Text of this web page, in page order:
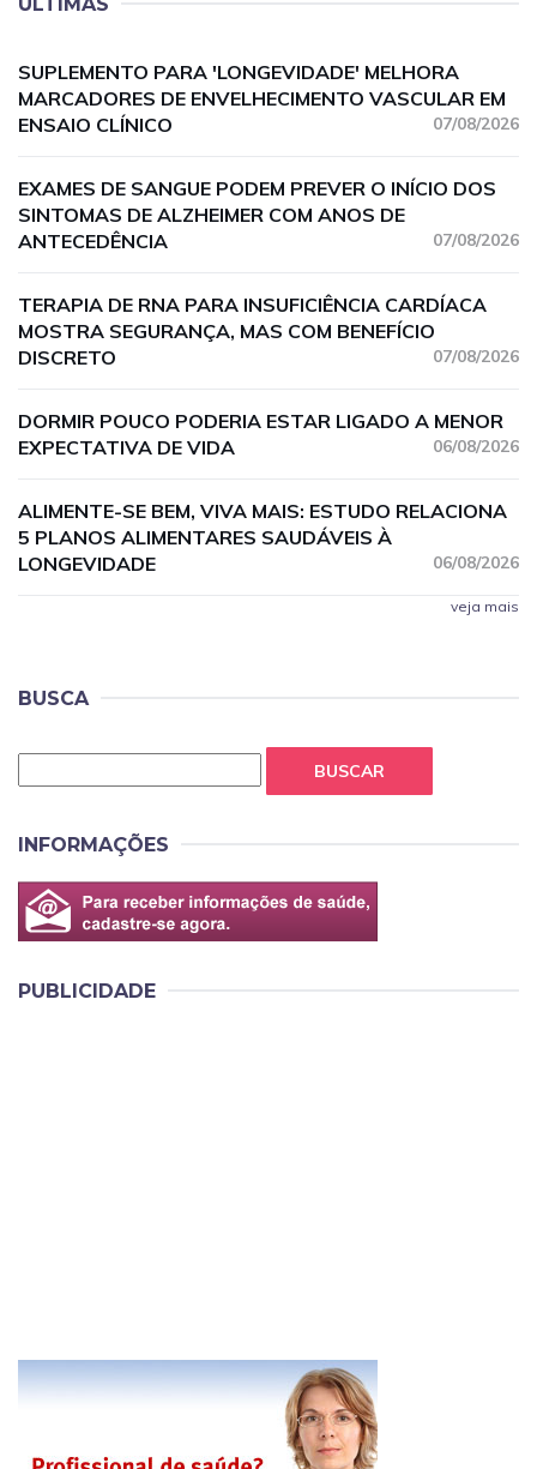
SUPLEMENTO PARA 'LONGEVIDADE' MELHORA
MARCADORES DE ENVELHECIMENTO VASCULAR EM
ENSAIO CLÍNICO
07/08/2026
EXAMES DE SANGUE PODEM PREVER O INÍCIO DOS
SINTOMAS DE ALZHEIMER COM ANOS DE
ANTECEDÊNCIA
07/08/2026
TERAPIA DE RNA PARA INSUFICIÊNCIA CARDÍACA
MOSTRA SEGURANÇA, MAS COM BENEFÍCIO
DISCRETO
07/08/2026
DORMIR POUCO PODERIA ESTAR LIGADO A MENOR
EXPECTATIVA DE VIDA
06/08/2026
ALIMENTE-SE BEM, VIVA MAIS: ESTUDO RELACIONA
5 PLANOS ALIMENTARES SAUDÁVEIS À
LONGEVIDADE
06/08/2026
veja mais
BUSCA
BUSCAR
INFORMAÇÕES
PUBLICIDADE